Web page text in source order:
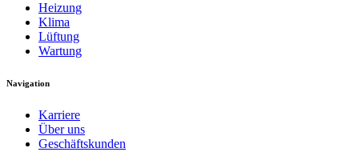
Heizung
Klima
Lüftung
Wartung
Navigation
Karriere
Über uns
Geschäftskunden